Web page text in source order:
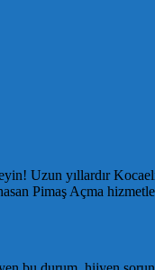
Uzun yıllardır
Pimaş Açma